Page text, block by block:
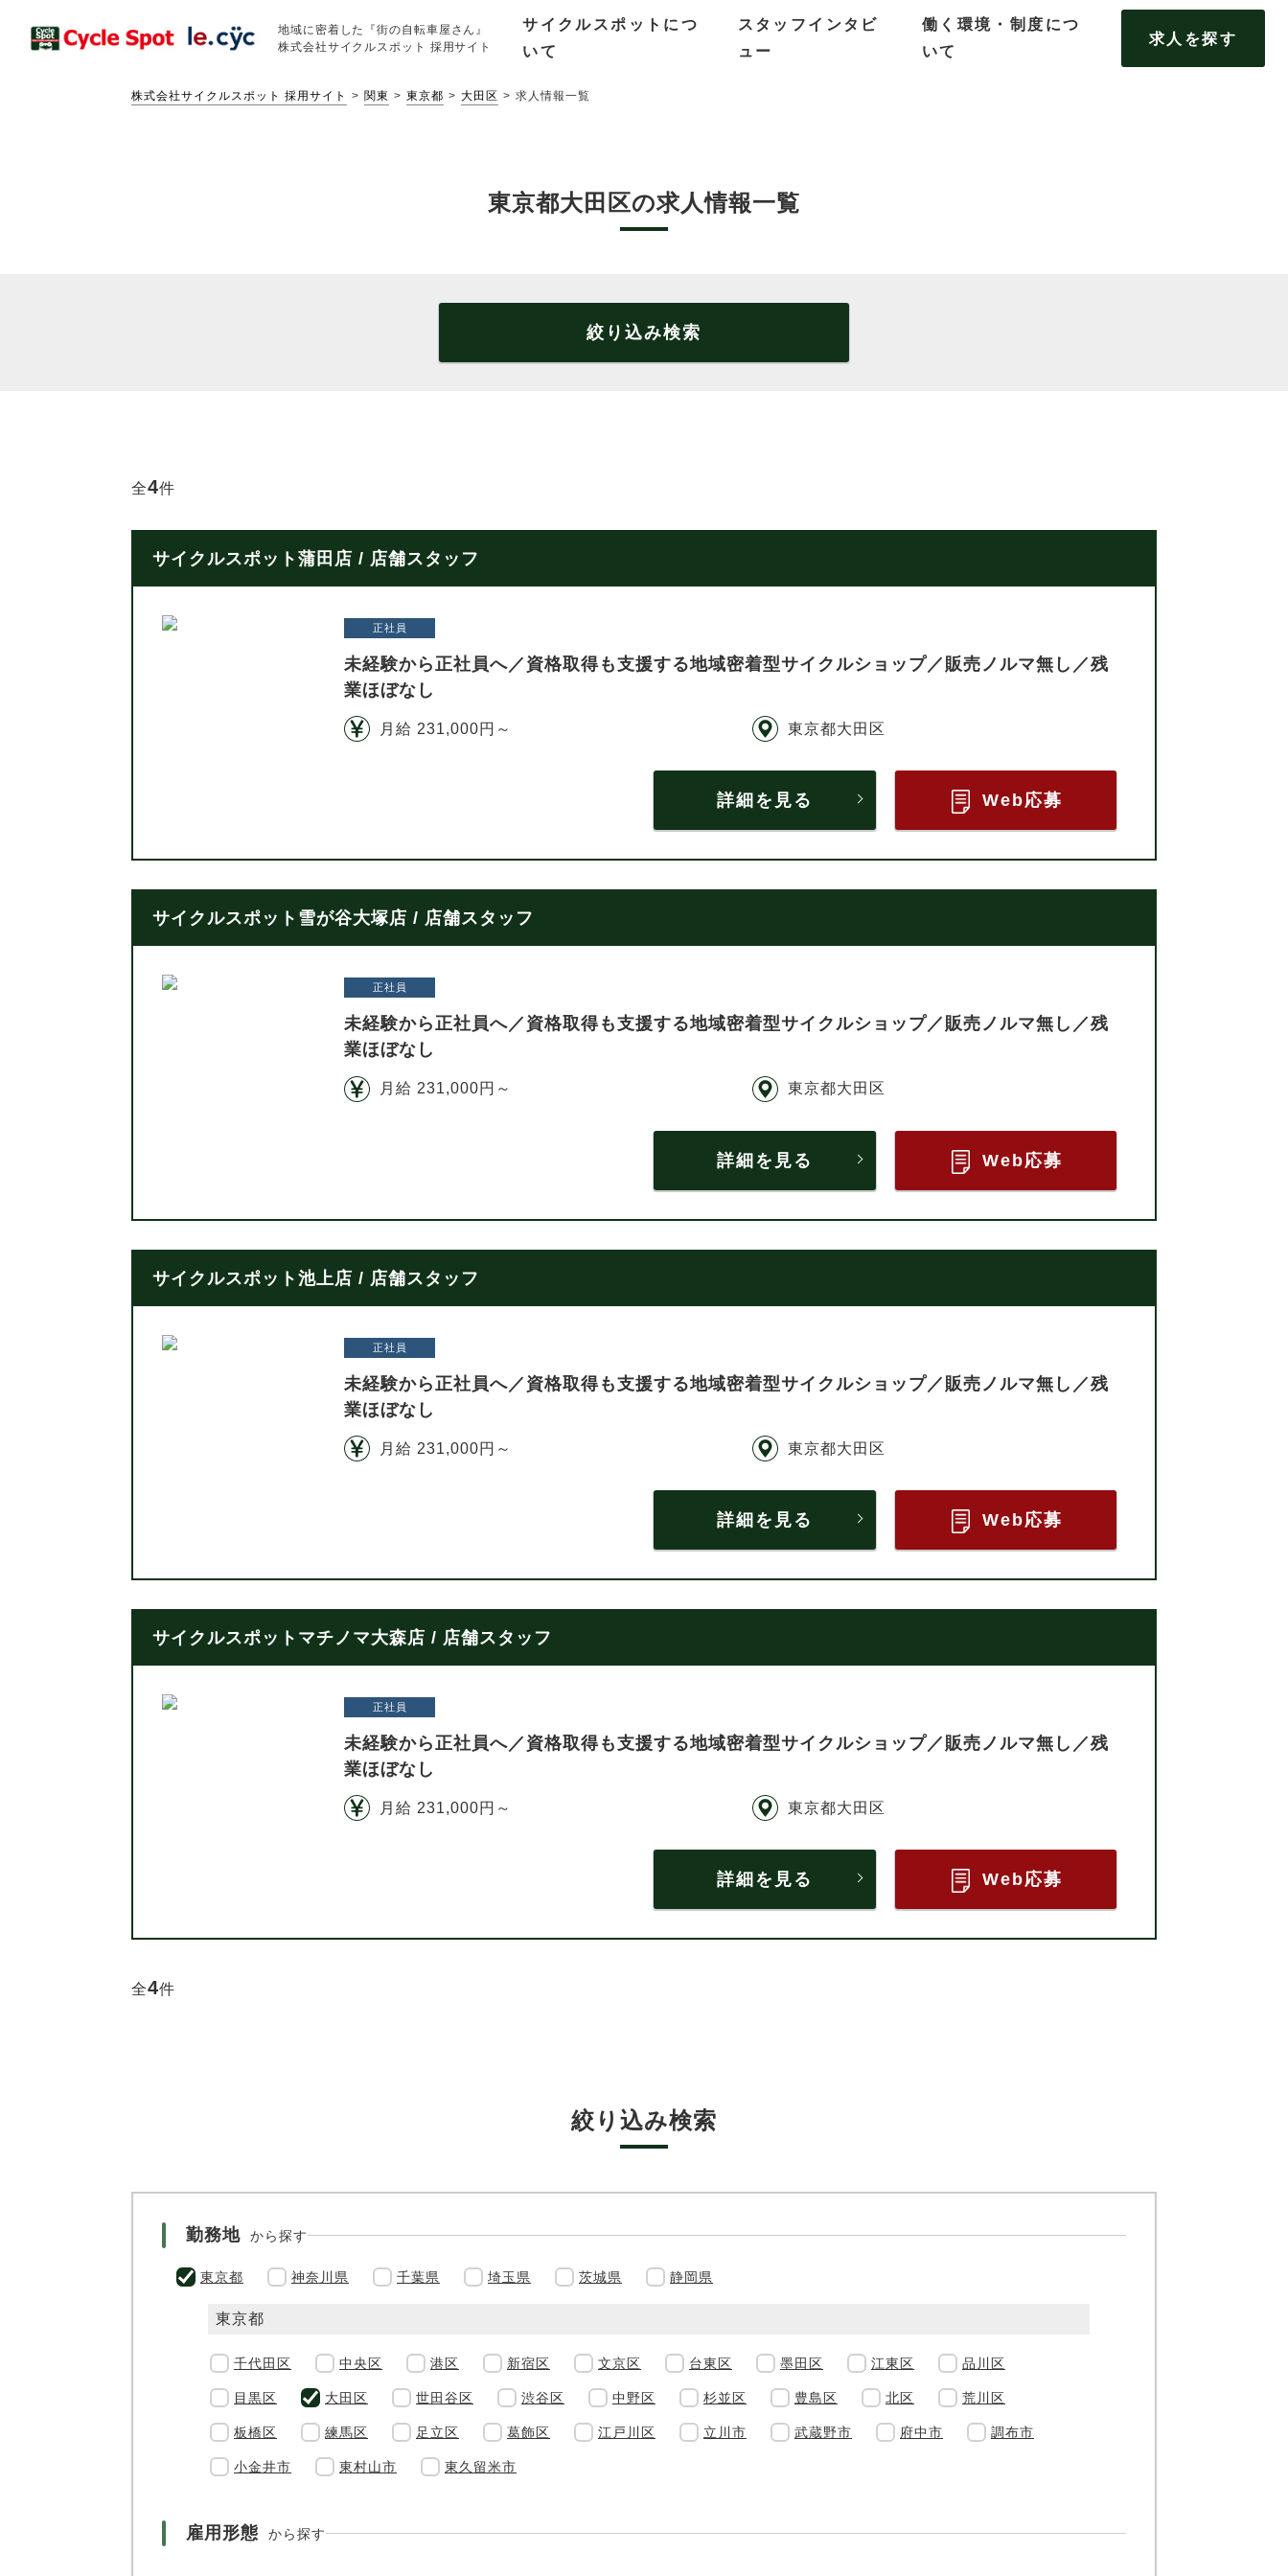
地域に密着した『街の自転車屋さん』
株式会社サイクルスポット 採用サイト
サイクルスポットにつ
いて
スタッフインタビ
ュー
働く環境・制度につ
いて
求人を探す
株式会社サイクルスポット 採用サイト 関東 東京都 大田区 求人情報一覧
東京都大田区の求人情報一覧
絞り込み検索
全4件
サイクルスポット蒲田店 / 店舗スタッフ
正社員
未経験から正社員へ／資格取得も支援する地域密着型サイクルショップ／販売ノルマ無し／残
業ほぼなし
月給 231,000円～ 東京都大田区
詳細を見る Web応募
サイクルスポット雪が谷大塚店 / 店舗スタッフ
正社員
未経験から正社員へ／資格取得も支援する地域密着型サイクルショップ／販売ノルマ無し／残
業ほぼなし
月給 231,000円～ 東京都大田区
詳細を見る Web応募
サイクルスポット池上店 / 店舗スタッフ
正社員
未経験から正社員へ／資格取得も支援する地域密着型サイクルショップ／販売ノルマ無し／残
業ほぼなし
月給 231,000円～ 東京都大田区
詳細を見る Web応募
サイクルスポットマチノマ大森店 / 店舗スタッフ
正社員
未経験から正社員へ／資格取得も支援する地域密着型サイクルショップ／販売ノルマ無し／残
業ほぼなし
月給 231,000円～ 東京都大田区
詳細を見る Web応募
全4件
絞り込み検索
勤務地 から探す
東京都 神奈川県 千葉県 埼玉県 茨城県 静岡県
東京都
千代田区 中央区 港区 新宿区 文京区 台東区 墨田区 江東区 品川区
目黒区 大田区 世田谷区 渋谷区 中野区 杉並区 豊島区 北区 荒川区
板橋区 練馬区 足立区 葛飾区 江戸川区 立川市 武蔵野市 府中市 調布市
小金井市 東村山市 東久留米市
雇用形態 から探す